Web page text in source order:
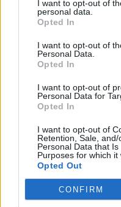
I want to opt-out of
personal data.
Opted In
I want to opt-out of
Personal Data.
Opted In
I want to opt-out of
Personal Data for
Opted In
I want to opt-out of
Retention, Sale,
Personal Data that
Purposes for which it
Opted Out
CONFIRM
Albernoa inaugura nova
A freguesia de Albernoa,
próximo domingo, às...
17 Julho, 2026 - 17:30